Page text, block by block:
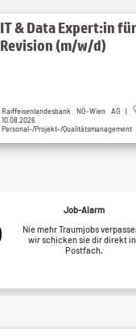
IT & Data Expert:in
Revision (m/w/d)
Raiffeisenlandesbank NÖ-Wien AG |
10.08.2026
Personal-/Projekt-/
Job-Alarm
Nie mehr Traumjobs
wir schicken sie dir direkt
Postfach.